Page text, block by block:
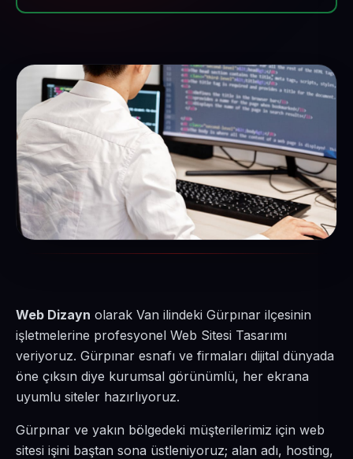
Web Dizayn olarak Van ilindeki Gürpınar ilçesinin
işletmelerine profesyonel Web Sitesi Tasarımı
veriyoruz. Gürpınar esnafı ve firmaları dijital dünyada
öne çıksın diye kurumsal görünümlü, her ekrana
uyumlu siteler hazırlıyoruz.
Gürpınar ve yakın bölgedeki müşterilerimiz için web
sitesi işini baştan sona üstleniyoruz; alan adı, hosting,